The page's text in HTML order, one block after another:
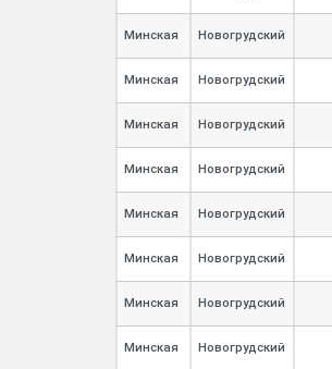
Минская Новогрудский
Минская Новогрудский
Минская Новогрудский
Минская Новогрудский
Минская Новогрудский
Минская Новогрудский
Минская Новогрудский
Минская Новогрудский